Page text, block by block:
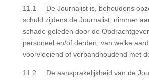
11.1 De Journalist is, behoudens
schuld zijdens de Journalist, nimmer
schade geleden door de
personeel en/of derden, van welke
voorvloeiend of verbandhoudend met
11.2 De aansprakelijkheid van de